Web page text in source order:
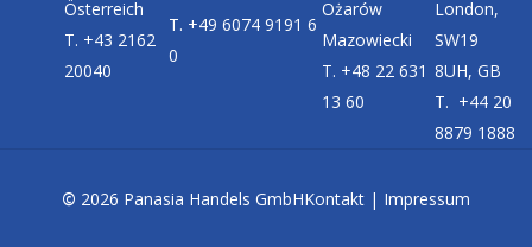
Österreich
T. +43 2162
20040
T. +49 6074 9191 6
0
Ożarów
Mazowiecki
T. +48 22 631
13 60
London,
SW19
8UH, GB
T. +44 20
8879 1888
© 2026 Panasia Handels GmbHKontakt| Impressum